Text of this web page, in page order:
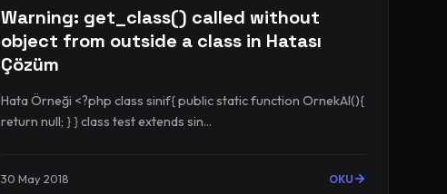
Warning: get_class() called without
object from outside a class in Hatası
Çözüm
Hata Örneği <?php class sinif{ public static function OrnekAl(){
return null; } } class test extends sin...
30 May 2018 OKU